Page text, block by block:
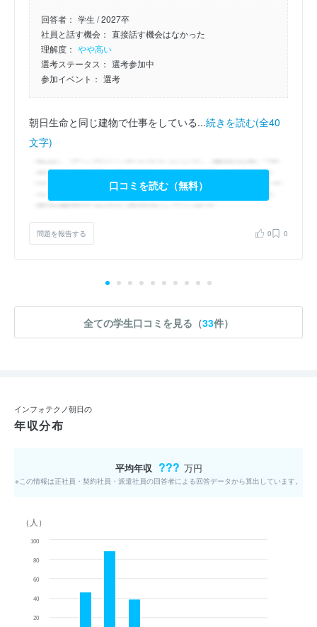
回答者： 学生 / 2027卒
社員と話す機会： 直接話す機会はなかった
理解度： やや高い
選考ステータス： 選考参加中
参加イベント： 選考
朝日生命と同じ建物で仕事をしている...続きを読む(全40
文字)
口コミを読む（無料）
問題を報告する 0 0
全ての学生口コミを見る（33件）
インフォテクノ朝日の
年収分布
平均年収 ??? 万円
※この情報は正社員・契約社員・派遣社員の回答者による回答データから算出しています。
（人）
20
40
60
80
100